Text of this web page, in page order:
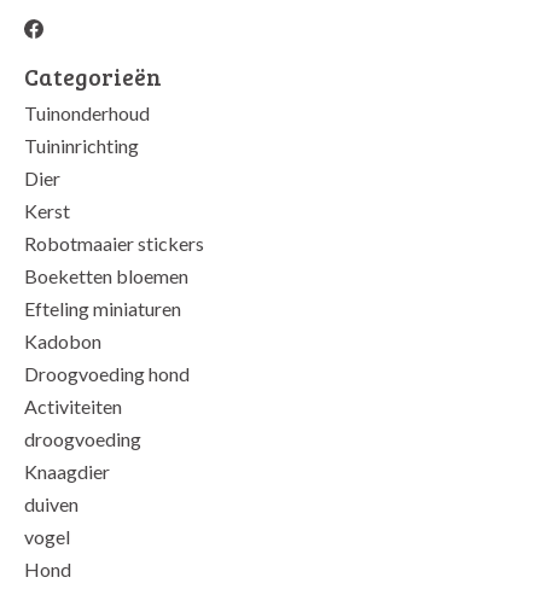
Categorieën
Tuinonderhoud
Tuininrichting
Dier
Kerst
Robotmaaier stickers
Boeketten bloemen
Efteling miniaturen
Kadobon
Droogvoeding hond
Activiteiten
droogvoeding
Knaagdier
duiven
vogel
Hond